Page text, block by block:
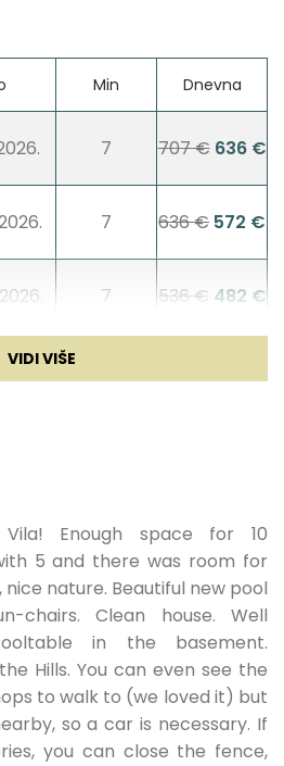
Min Dnevna
7 707 € 636 €
7 636 € 572 €
7 536 € 482 €
7 429 €
7 500 €
643 €
Enough space for 10
5 and there was room for
nice nature. Beautiful new pool
chairs. Clean house. Well
in the basement.
Hills. You can even see the
to walk to (we loved it) but
so a car is necessary. If
you can close the fence,